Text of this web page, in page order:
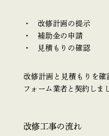
改修計画の提示
補助金の申請
見積もりの確認
改修計画と見積もりを確
フォーム業者と契約しま
改修工事の流れ